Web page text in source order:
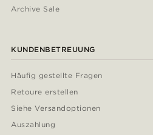
Archive Sale
KUNDENBETREUUNG
Häufig gestellte Fragen
Retoure erstellen
Siehe Versandoptionen
Auszahlung